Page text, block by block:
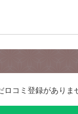
ロコミ登録がありま